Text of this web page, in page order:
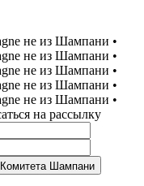
не из Шампани •
не из Шампани •
не из Шампани •
не из Шампани •
не из Шампани •
на рассылку
Шампани